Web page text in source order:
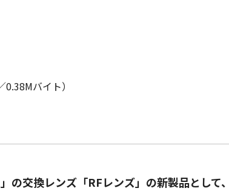
バイト）
の交換レンズ「RFレンズ」の新製品とし